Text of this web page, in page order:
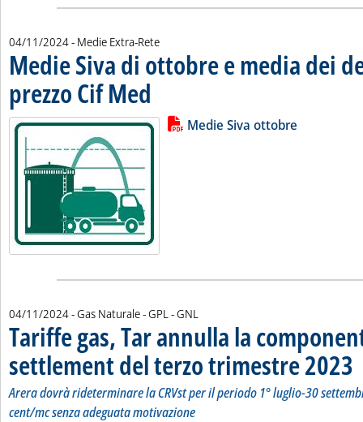
04/11/2024- Medie Extra-Rete
Medie Siva di ottobre e media dei
prezzo Cif Med
Leggi tutta la notizia: 'Medie
Lista allegati PDF alla notiziaMedie Siva ottobre
04/11/2024- Gas Naturale - GPL - GNL
Tariffe gas, Tar annulla la
settlement del terzo trimestre 2023
Arera dovrà rideterminare la CRVst per il periodo 1° luglio-30
cent/mc senza adeguata motivazione